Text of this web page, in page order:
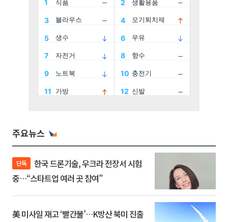
주요뉴스
단독
중…“스타트업 여러 곳 참여”
美 미사일 재고 ‘빨간불’…K방산 북미 진출